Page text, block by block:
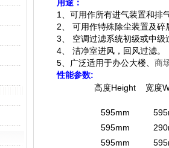
用途：
1、 可用作所有进气装置和排
2、 可用作特殊除尘装置及碎
3、 空调过滤系统初级或中级
4、 洁净室进风，回风过滤。
5、广泛适用于办公大楼、 商
性能参数:
高度Height
宽度
595mm
595mm
595mm